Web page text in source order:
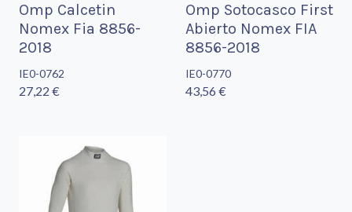
Omp Calcetin
Nomex Fia 8856-
2018
IE0-0762
27,22 €
Omp Sotocasco First
Abierto Nomex FIA
8856-2018
IE0-0770
43,56 €